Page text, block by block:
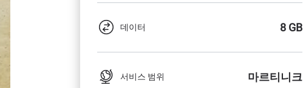
데이터 8 GB
서비스 범위 마르티니크